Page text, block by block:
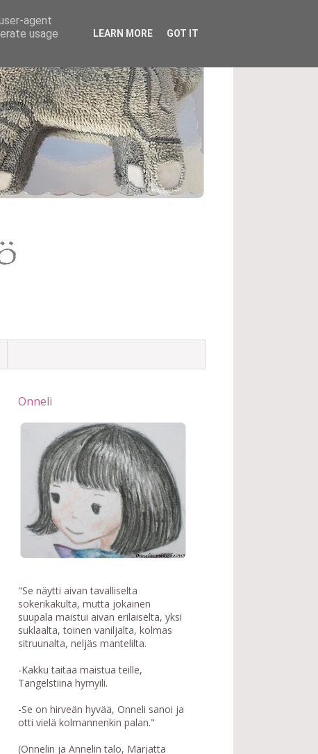
Onneli
"Se näytti aivan tavalliselta
sokerikakulta, mutta jokainen
suupala maistui aivan erilaiselta, yksi
suklaalta, toinen vaniljalta, kolmas
sitruunalta, neljäs mantelilta.
-Kakku taitaa maistua teille,
Tangelstiina hymyili.
-Se on hirveän hyvää, Onneli sanoi ja
otti vielä kolmannenkin palan."
(Onnelin ja Annelin talo, Marjatta
agent
usage
LEARN MORE GOT IT